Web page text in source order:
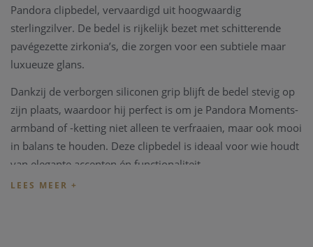
Pandora clipbedel, vervaardigd uit hoogwaardig
sterlingzilver. De bedel is rijkelijk bezet met schitterende
pavégezette zirkonia’s, die zorgen voor een subtiele maar
luxueuze glans.
Dankzij de verborgen siliconen grip blijft de bedel stevig op
zijn plaats, waardoor hij perfect is om je Pandora Moments-
armband of -ketting niet alleen te verfraaien, maar ook mooi
in balans te houden. Deze clipbedel is ideaal voor wie houdt
van elegante accenten én functionaliteit.
Kenmerken: